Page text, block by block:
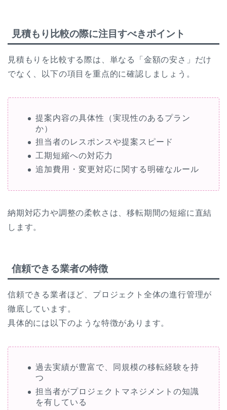
見積もり比較の際に注目すべきポイント
見積もりを比較する際は、単なる「金額の安さ」だけ
でなく、以下の項目を重点的に確認しましょう。
提案内容の具体性（実現性のあるプラン
か）
担当者のレスポンスや提案スピード
工期短縮への対応力
追加費用・変更対応に関する明確なルール
納期対応力や調整の柔軟さは、移転期間の短縮に直結
します。
信頼できる業者の特徴
信頼できる業者ほど、プロジェクト全体の進行管理が
徹底しています。
具体的には以下のような特徴があります。
過去実績が豊富で、同規模の移転経験を持
つ
担当者がプロジェクトマネジメントの知識
を有している